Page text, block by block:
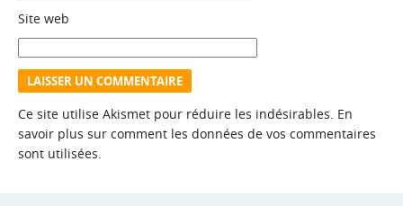
Site web
Ce site utilise Akismet pour réduire les indésirables. En
savoir plus sur comment les données de vos commentaires
sont utilisées